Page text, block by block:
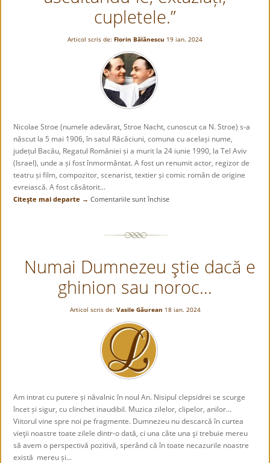
la
Montreal
ocazia
cupletele.”
Articol scris de: Florin Bălănescu 19 ian. 2024
Nicolae Stroe (numele adevărat, Stroe Nacht, cunoscut ca N. Stroe) s-a
născut la 5 mai 1906, în satul Răcăciuni, comuna cu același nume,
județul Bacău, Regatul României și a murit la 24 iunie 1990, la Tel Aviv
(Israel), unde a și fost înmormântat. A fost un renumit actor, regizor de
teatru și film, compozitor, scenarist, textier și comic român de origine
evreiască. A fost căsătorit...
Citeşte mai departe → Comentariile sunt închise
ascultându-
le,
extaziați,
cupletele.”
Numai Dumnezeu ştie dacă e
ghinion sau noroc…
Articol scris de: Vasile Găurean 18 ian. 2024
Am intrat cu putere și năvalnic în noul An. Nisipul clepsidrei se scurge
încet și sigur, cu clinchet inaudibil. Muzica zilelor, clipelor, anilor…
Viitorul vine spre noi pe fragmente. Dumnezeu nu descarcă în curtea
vieţii noastre toate zilele dintr-o dată, ci una câte una şi trebuie mereu
să avem o perspectivă pozitivă, sperând că în toate necazurile noastre
există mereu și...